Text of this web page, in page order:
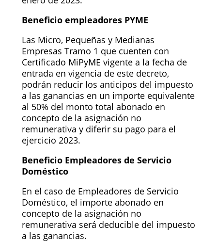
Beneficio empleadores PYME
Las Micro, Pequeñas y Medianas
Empresas Tramo 1 que cuenten con
Certificado MiPyME vigente a la fecha de
entrada en vigencia de este decreto,
podrán reducir los anticipos del impuesto
a las ganancias en un importe equivalente
al 50% del monto total abonado en
concepto de la asignación no
remunerativa y diferir su pago para el
ejercicio 2023.
Beneficio Empleadores de Servicio
Doméstico
En el caso de Empleadores de Servicio
Doméstico, el importe abonado en
concepto de la asignación no
remunerativa será deducible del impuesto
a las ganancias.